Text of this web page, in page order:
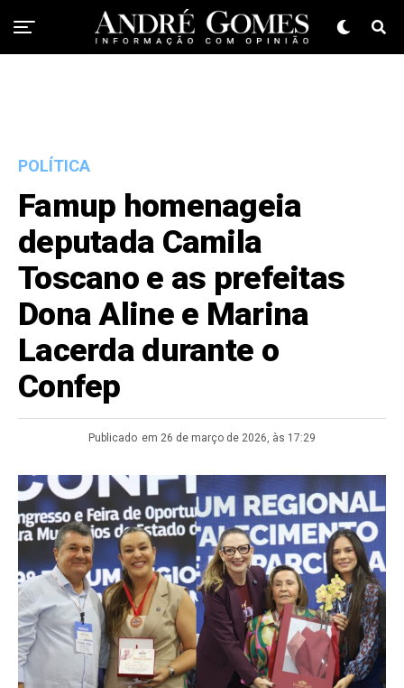
POLÍTICA
Famup homenageia
deputada Camila
Toscano e as prefeitas
Dona Aline e Marina
Lacerda durante o
Confep
Publicado em 26 de março de 2026, às 17:29